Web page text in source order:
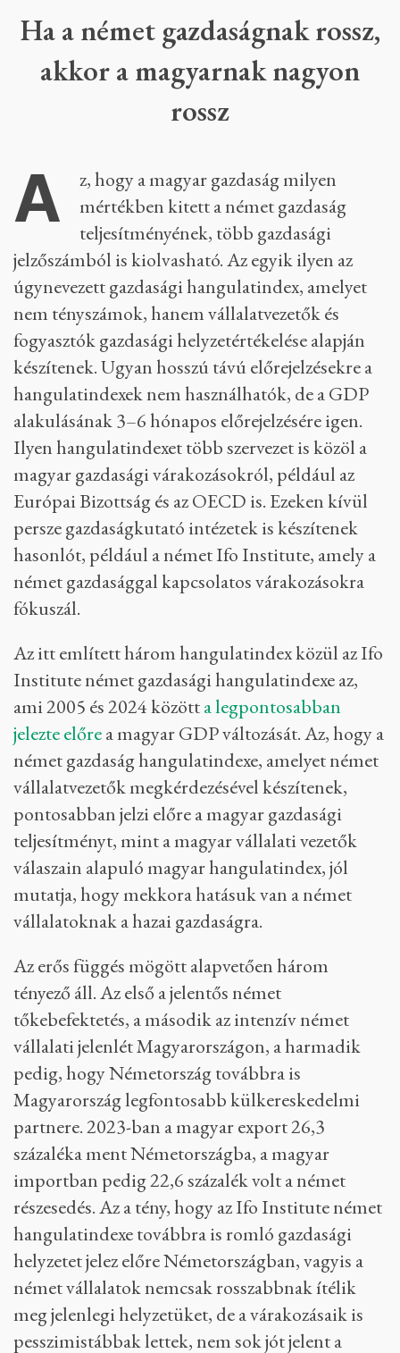
Ha a német gazdaságnak rossz,
akkor a magyarnak nagyon
rossz
A
z, hogy a magyar gazdaság milyen
mértékben kitett a német gazdaság
teljesítményének, több gazdasági
jelzőszámból is kiolvasható. Az egyik ilyen az
úgynevezett gazdasági hangulatindex, amelyet
nem tényszámok, hanem vállalatvezetők és
fogyasztók gazdasági helyzetértékelése alapján
készítenek. Ugyan hosszú távú előrejelzésekre a
hangulatindexek nem használhatók, de a GDP
alakulásának 3–6 hónapos előrejelzésére igen.
Ilyen hangulatindexet több szervezet is közöl a
magyar gazdasági várakozásokról, például az
Európai Bizottság és az OECD is. Ezeken kívül
persze gazdaságkutató intézetek is készítenek
hasonlót, például a német Ifo Institute, amely a
német gazdasággal kapcsolatos várakozásokra
fókuszál.
Az itt említett három hangulatindex közül az Ifo
Institute német gazdasági hangulatindexe az,
ami 2005 és 2024 közötta legpontosabban
jelezte előrea magyar GDP változását. Az, hogy a
német gazdaság hangulatindexe, amelyet német
vállalatvezetők megkérdezésével készítenek,
pontosabban jelzi előre a magyar gazdasági
teljesítményt, mint a magyar vállalati vezetők
válaszain alapuló magyar hangulatindex, jól
mutatja, hogy mekkora hatásuk van a német
vállalatoknak a hazai gazdaságra.
Az erős függés mögött alapvetően három
tényező áll. Az első a jelentős német
tőkebefektetés, a második az intenzív német
vállalati jelenlét Magyarországon, a harmadik
pedig, hogy Németország továbbra is
Magyarország legfontosabb külkereskedelmi
partnere. 2023-ban a magyar export 26,3
százaléka ment Németországba, a magyar
importban pedig 22,6 százalék volt a német
részesedés. Az a tény, hogy az Ifo Institute német
hangulatindexe továbbra is romló gazdasági
helyzetet jelez előre Németországban, vagyis a
német vállalatok nemcsak rosszabbnak ítélik
meg jelenlegi helyzetüket, de a várakozásaik is
pesszimistábbak lettek, nem sok jót jelent a